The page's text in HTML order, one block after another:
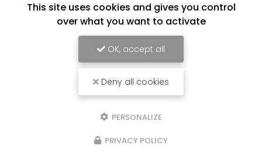
BEAUMONT Cuisines Intérieurs Design, Entreprise d'agencement intérieur
-Plan du site - Liens utiles
This site uses cookies and gives you control
over what you want to activate
OK, accept all
Deny all cookies
PERSONALIZE
PRIVACY POLICY